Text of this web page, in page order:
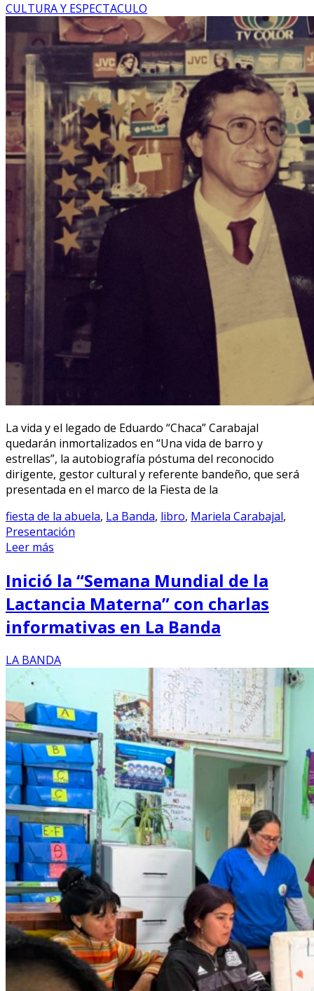
CULTURA Y ESPECTACULO
La vida y el legado de Eduardo “Chaca” Carabajal
quedarán inmortalizados en “Una vida de barro y
estrellas”, la autobiografía póstuma del reconocido
dirigente, gestor cultural y referente bandeño, que será
presentada en el marco de la Fiesta de la
fiesta de la abuela, La Banda, libro, Mariela Carabajal,
Presentación
Leer más
Inició la “Semana Mundial de la
Lactancia Materna” con charlas
informativas en La Banda
LA BANDA